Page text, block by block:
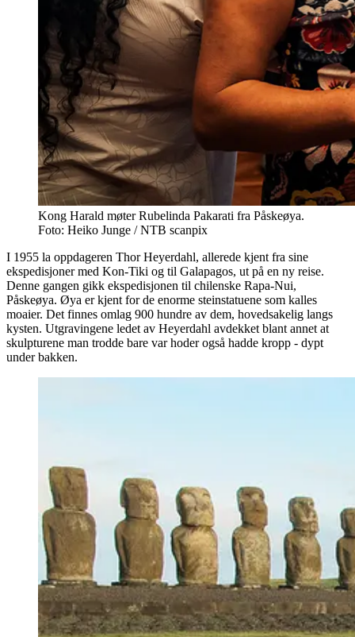
Kong Harald møter Rubelinda Pakarati fra Påskeøya.
Foto: Heiko Junge / NTB scanpix
I 1955 la oppdageren Thor Heyerdahl, allerede kjent fra sine
ekspedisjoner med Kon-Tiki og til Galapagos, ut på en ny reise.
Denne gangen gikk ekspedisjonen til chilenske Rapa-Nui,
Påskeøya. Øya er kjent for de enorme steinstatuene som kalles
moaier. Det finnes omlag 900 hundre av dem, hovedsakelig langs
kysten. Utgravingene ledet av Heyerdahl avdekket blant annet at
skulpturene man trodde bare var hoder også hadde kropp - dypt
under bakken.